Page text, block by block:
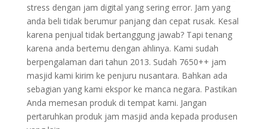
stress dengan jam digital yang sering error. Jam yang
anda beli tidak berumur panjang dan cepat rusak. Kesal
karena penjual tidak bertanggung jawab? Tapi tenang
karena anda bertemu dengan ahlinya. Kami sudah
berpengalaman dari tahun 2013. Sudah 7650++ jam
masjid kami kirim ke penjuru nusantara. Bahkan ada
sebagian yang kami ekspor ke manca negara. Pastikan
Anda memesan produk di tempat kami. Jangan
pertaruhkan produk jam masjid anda kepada produsen